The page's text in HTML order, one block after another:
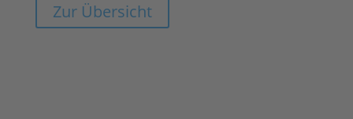
Zur Übersicht